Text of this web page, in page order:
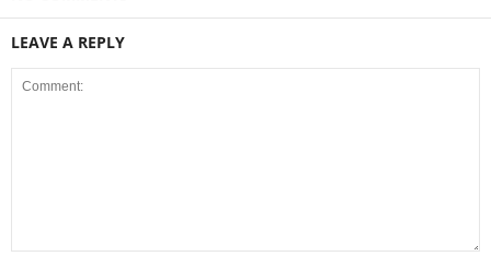
LEAVE A REPLY